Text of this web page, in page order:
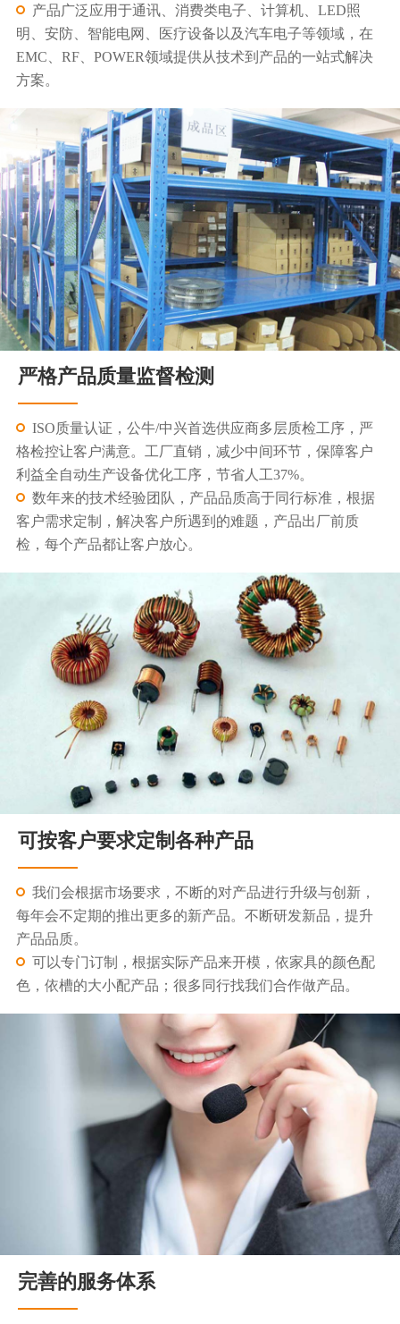
产品广泛应用于通讯、消费类电子、计算机、LED照
明、安防、智能电网、医疗设备以及汽车电子等领域，在
EMC、RF、POWER领域提供从技术到产品的一站式解决
方案。
严格产品质量监督检测
ISO质量认证，公牛/中兴首选供应商多层质检工序，严
格检控让客户满意。工厂直销，减少中间环节，保障客户
利益全自动生产设备优化工序，节省人工37%。
数年来的技术经验团队，产品品质高于同行标准，根据
客户需求定制，解决客户所遇到的难题，产品出厂前质
检，每个产品都让客户放心。
可按客户要求定制各种产品
我们会根据市场要求，不断的对产品进行升级与创新，
每年会不定期的推出更多的新产品。不断研发新品，提升
产品品质。
可以专门订制，根据实际产品来开模，依家具的颜色配
色，依槽的大小配产品；很多同行找我们合作做产品。
完善的服务体系